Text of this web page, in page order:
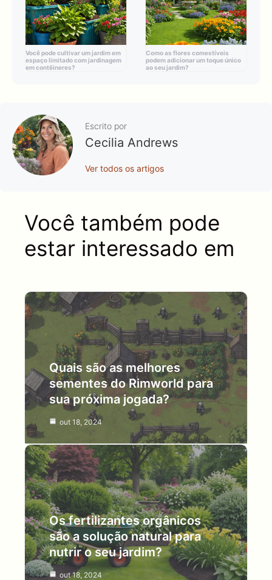
Você pode cultivar um jardim em
espaço limitado com jardinagem
em contêineres?
Como as flores comestíveis
podem adicionar um toque único
ao seu jardim?
Escrito por
Cecilia Andrews
Ver todos os artigos
Você também pode
estar interessado em
Quais são as melhores
sementes do Rimworld para
sua próxima jogada?
out 18, 2024
Os fertilizantes orgânicos
são a solução natural para
nutrir o seu jardim?
out 18, 2024